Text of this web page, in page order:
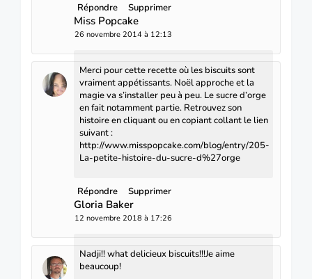
Répondre Supprimer
Miss Popcake
26 novembre 2014 à 12:13
Merci pour cette recette où les biscuits sont
vraiment appétissants. Noël approche et la
magie va s’installer peu à peu. Le sucre d’orge
en fait notamment partie. Retrouvez son
histoire en cliquant ou en copiant collant le lien
suivant :
http://www.misspopcake.com/blog/entry/205-
La-petite-histoire-du-sucre-d%27orge
Répondre Supprimer
Gloria Baker
12 novembre 2018 à 17:26
Nadji!! what delicieux biscuits!!!Je aime
beaucoup!